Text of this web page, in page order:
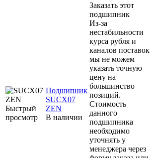
Быстрый
просмотр
Подшипник
SUCX07
ZEN
В наличии
Заказать этот
подшипник
Из-за
нестабильности
курса рубля и
каналов поставок
мы не можем
указать точную
цену на
большинство
позиций.
Стоимость
данного
подшипника
необходимо
уточнять у
менеджера через